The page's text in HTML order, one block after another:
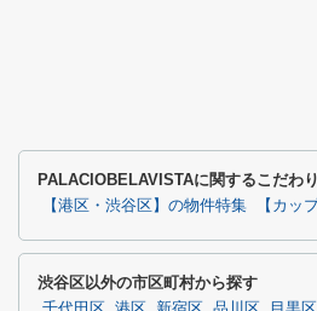
PALACIOBELAVISTAに関するこだわ
【港区・渋谷区】の物件特集 【カッ
渋谷区以外の市区町村から探す